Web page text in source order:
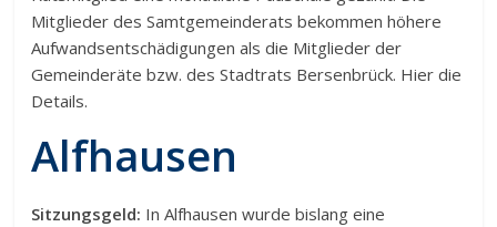
Mitglieder des Samtgemeinderats bekommen höhere
Aufwandsentschädigungen als die Mitglieder der
Gemeinderäte bzw. des Stadtrats Bersenbrück. Hier die
Details.
Alfhausen
Sitzungsgeld: In Alfhausen wurde bislang eine